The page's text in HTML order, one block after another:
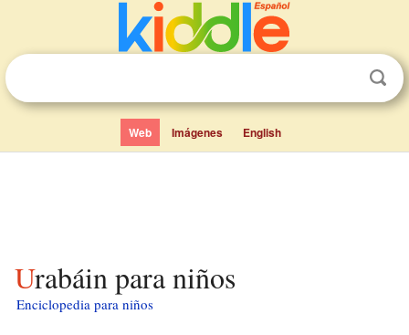
Web Imágenes English
Urabáin para niños
Enciclopedia para niños